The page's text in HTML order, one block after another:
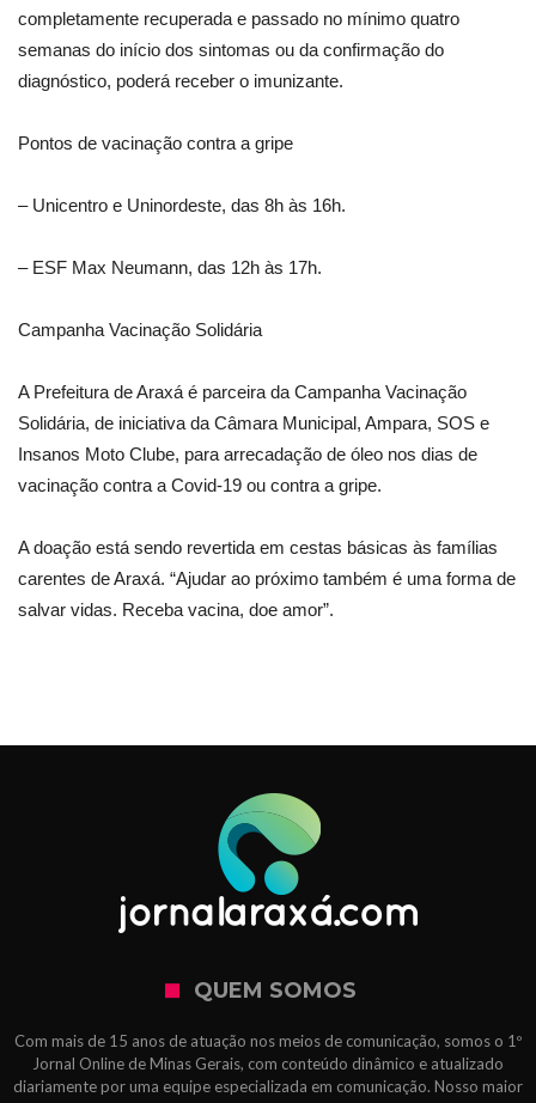
completamente recuperada e passado no mínimo quatro
semanas do início dos sintomas ou da confirmação do
diagnóstico, poderá receber o imunizante.
Pontos de vacinação contra a gripe
– Unicentro e Uninordeste, das 8h às 16h.
– ESF Max Neumann, das 12h às 17h.
Campanha Vacinação Solidária
A Prefeitura de Araxá é parceira da Campanha Vacinação
Solidária, de iniciativa da Câmara Municipal, Ampara, SOS e
Insanos Moto Clube, para arrecadação de óleo nos dias de
vacinação contra a Covid-19 ou contra a gripe.
A doação está sendo revertida em cestas básicas às famílias
carentes de Araxá. “Ajudar ao próximo também é uma forma de
salvar vidas. Receba vacina, doe amor”.
QUEM SOMOS
Com mais de 15 anos de atuação nos meios de comunicação, somos o 1º
Jornal Online de Minas Gerais, com conteúdo dinâmico e atualizado
diariamente por uma equipe especializada em comunicação. Nosso maior